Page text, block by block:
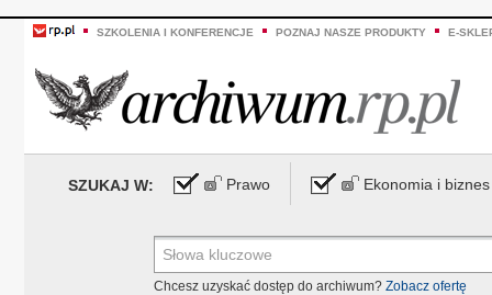
SZKOLENIA I KONFERENCJE POZNAJ NASZE PRODUKTY E-
SZUKAJ W: Prawo Ekonomia i biznes
Chcesz uzyskać dostęp do archiwum? Zobacz ofertę